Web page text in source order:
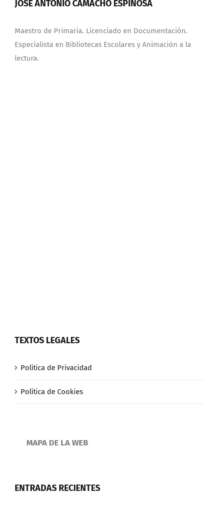
JOSÉ ANTONIO CAMACHO ESPINOSA
Maestro de Primaria. Licenciado en Documentación.
Especialista en Bibliotecas Escolares y Animación a la
lectura.
TEXTOS LEGALES
Política de Privacidad
Política de Cookies
MAPA DE LA WEB
ENTRADAS RECIENTES